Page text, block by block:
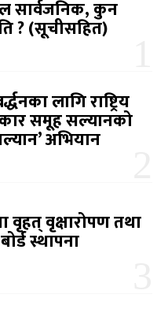
सार्वजनिक, कुन
? (सूचीसहित)
लागि राष्ट्रिय
समूह सल्यानको
अभियान
वृहत् वृक्षारोपण तथा
स्थापना